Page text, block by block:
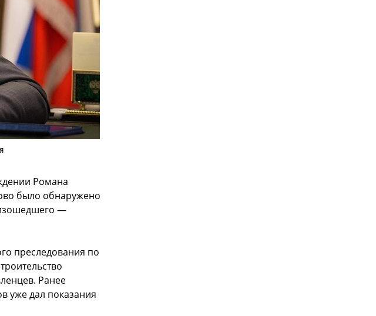
Романа
было обнаружено
—
преследования по
Ранее
уже дал показания